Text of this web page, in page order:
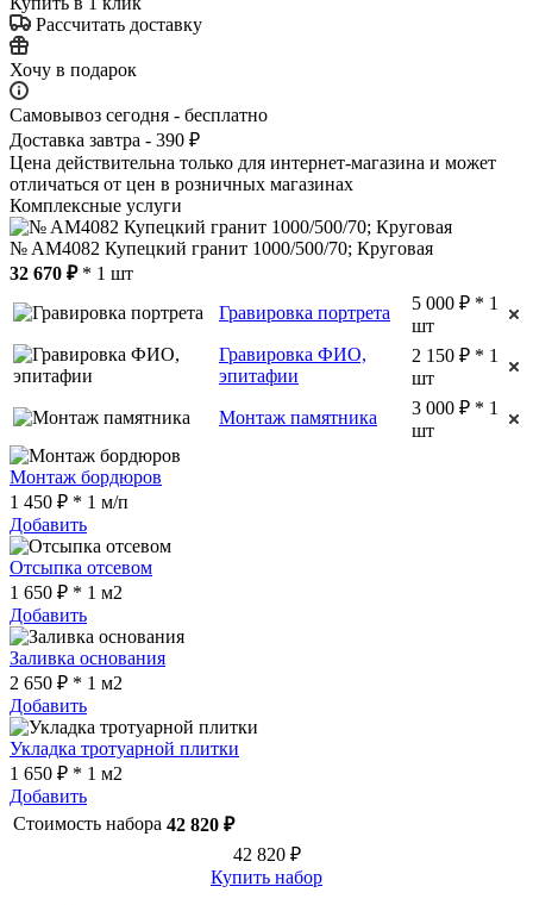
Рассчитать доставку
Хочу в подарок
Самовывоз сегодня - бесплатно
Доставка завтра - 390 ₽
Цена действительна только для интернет-магазина и может
отличаться от цен в розничных магазинах
Комплексные услуги
№ AM4082 Купецкий гранит 1000/500/70; Круговая
32 670 ₽* 1 шт
Гравировка портрета
5 000 ₽ * 1
шт
Гравировка ФИО,
эпитафии
2 150 ₽ * 1
шт
Монтаж памятника
3 000 ₽ * 1
шт
Монтаж бордюров
1 450 ₽ * 1 м/п
Добавить
Отсыпка отсевом
1 650 ₽ * 1 м2
Добавить
Заливка основания
2 650 ₽ * 1 м2
Добавить
Укладка тротуарной плитки
1 650 ₽ * 1 м2
Добавить
Стоимость набора 42 820 ₽
42 820 ₽
Купить набор